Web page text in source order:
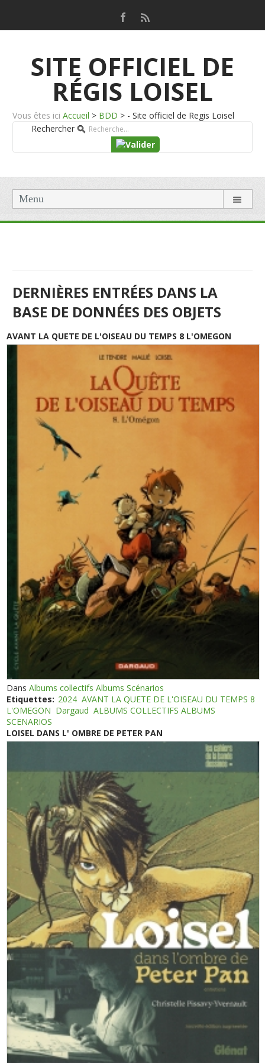
SITE OFFICIEL DE
RÉGIS LOISEL
Vous êtes ici Accueil > BDD > - Site officiel de Regis Loisel
Rechercher
Menu
DERNIÈRES ENTRÉES DANS LA
BASE DE DONNÉES DES OBJETS
AVANT LA QUETE DE L'OISEAU DU TEMPS 8 L'OMEGON
DansAlbums collectifs Albums Scénarios
Etiquettes: 2024 AVANT LA QUETE DE L'OISEAU DU TEMPS 8
L'OMEGON Dargaud ALBUMS COLLECTIFS ALBUMS
SCENARIOS
LOISEL DANS L' OMBRE DE PETER PAN